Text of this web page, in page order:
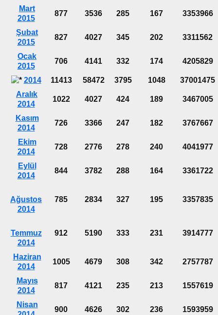
Mart
2015
877 3536 285 167 3353966
Şubat
2015
827 4027 345 202 3311562
Ocak
2015
706 4141 332 174 4205829
2014 11413 58472 3795 1048
37001475
Aralık
2014
1022 4027 424 189 3467005
Kasım
2014
726 3366 247 182 3767667
Ekim
2014
728 2776 278 240 4041977
Eylül
2014
844 3782 288 164 3361722
Ağustos
2014
785 2834 327 195 3357835
Temmuz
2014
912 5190 333 231 3914777
Haziran
2014
1005 4679 308 342 2757787
Mayıs
2014
817 4121 235 213 1557619
Nisan
900 4626 302 236 1593959